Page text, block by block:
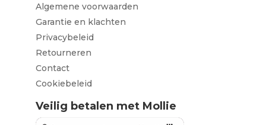
Algemene voorwaarden
Garantie en klachten
Privacybeleid
Retourneren
Contact
Cookiebeleid
Veilig betalen met Mollie